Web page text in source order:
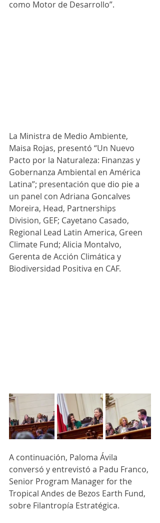
como Motor de Desarrollo”.
La Ministra de Medio Ambiente,
Maisa Rojas, presentó “Un Nuevo
Pacto por la Naturaleza: Finanzas y
Gobernanza Ambiental en América
Latina”; presentación que dio pie a
un panel con Adriana Goncalves
Moreira, Head, Partnerships
Division, GEF; Cayetano Casado,
Regional Lead Latin America, Green
Climate Fund; Alicia Montalvo,
Gerenta de Acción Climática y
Biodiversidad Positiva en CAF.
A continuación, Paloma Ávila
conversó y entrevistó a Padu Franco,
Senior Program Manager for the
Tropical Andes de Bezos Earth Fund,
sobre Filantropía Estratégica.